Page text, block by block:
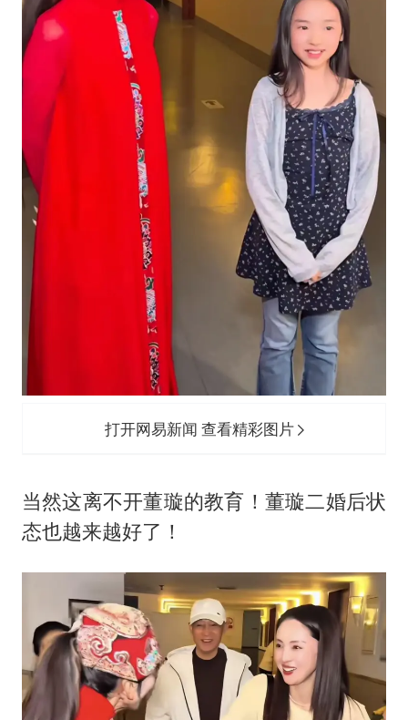
打开网易新闻 查看精彩图片
当然这离不开董璇的教育！董璇二婚后状
态也越来越好了！